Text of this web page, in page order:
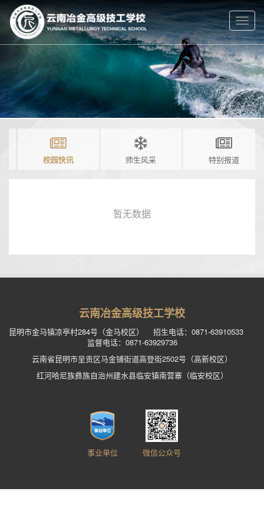
云南冶金高级技工学校
校园快讯 师生风采 特别报道
暂无数据
云南冶金高级技工学校
昆明市金马镇凉亭村284号（金马校区） 招生电话：0871-63910533
监督电话：0871-63929736
云南省昆明市呈贡区马金铺街道高登街2502号（高新校区）
红河哈尼族彝族自治州建水县临安镇南营寨（临安校区）
事业单位 微信公众号